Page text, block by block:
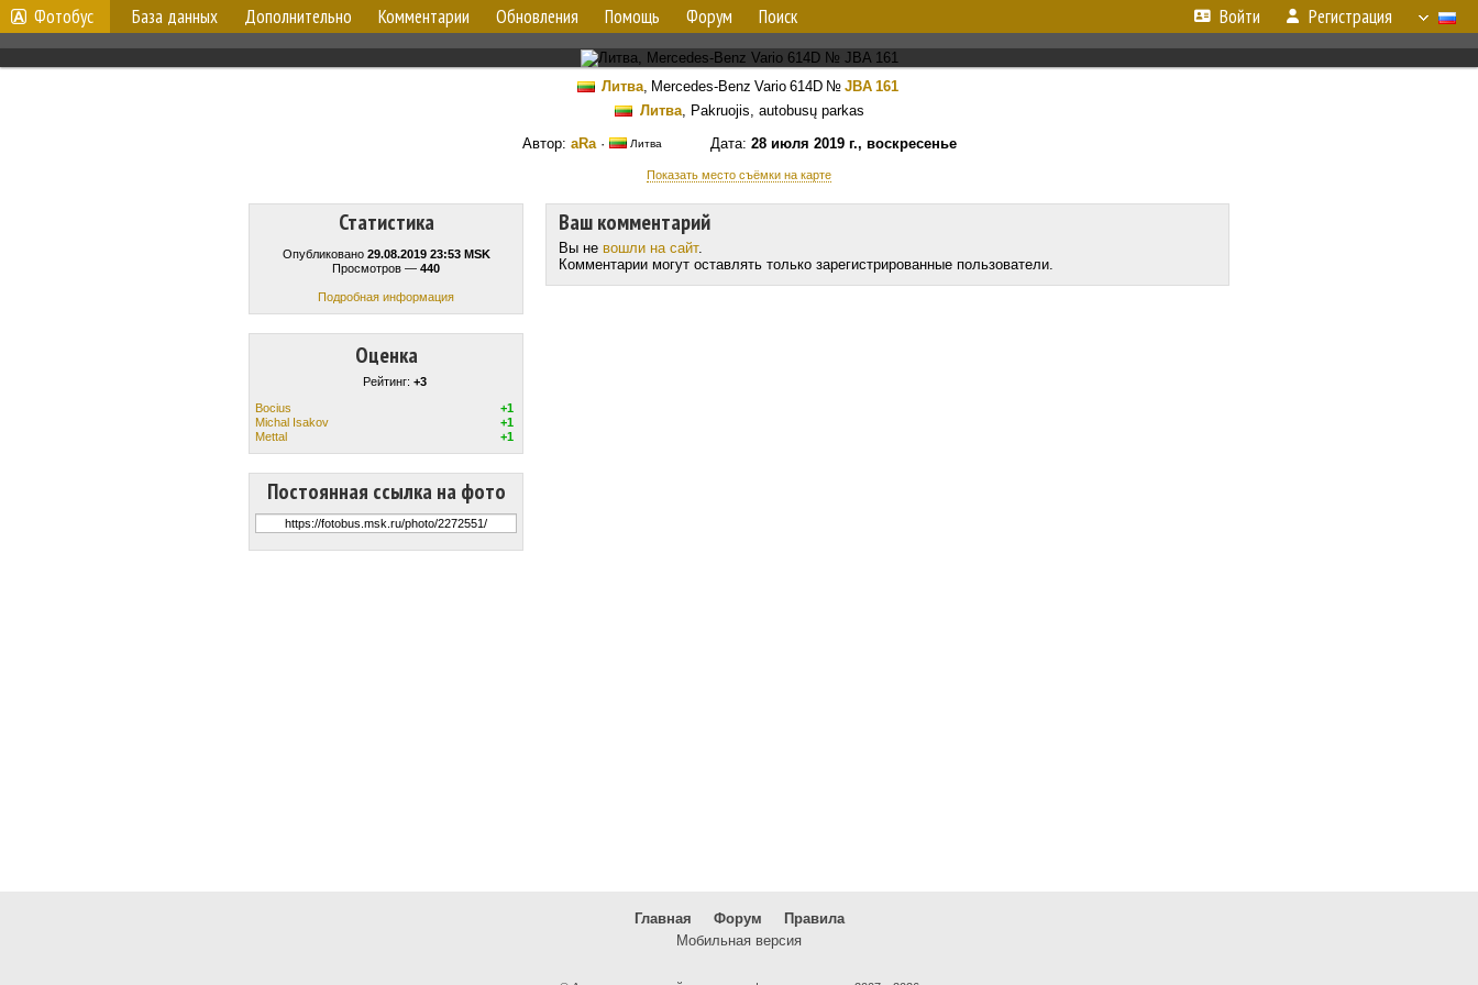
Фотобус База данных Дополнительно Комментарии Обновления Помощь Форум Поиск Войти Регистрация
Литва, Mercedes-Benz Vario 614D№ JBA 161
Литва, Pakruojis, autobusų parkas
Автор: aRa· ЛитваДата: 28 июля 2019 г., воскресенье
Показать место съёмки на карте
Статистика
Опубликовано 29.08.2019 23:53 MSK
Просмотров — 440
Подробная информация
Оценка
Рейтинг: +3
Bocius
+1
Michal Isakov
+1
Mettal
+1
Постоянная ссылка на фото
Ваш комментарий
Вы не вошли на сайт.
Комментарии могут оставлять только зарегистрированные пользователи.
Главная Форум
Правила
Мобильная версия